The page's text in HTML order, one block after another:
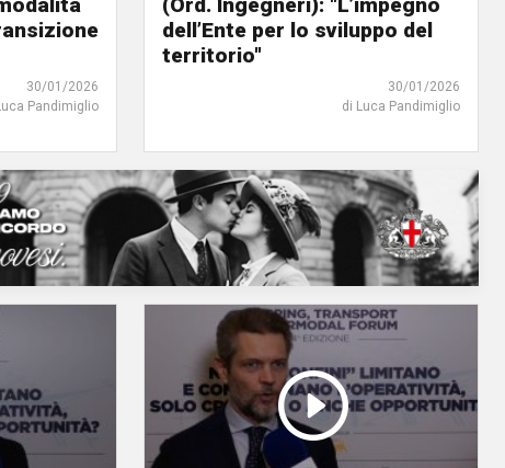
30/01/2026
Pandimiglio
dell’Ente per lo sviluppo del
territorio"
30/01/2026
di Luca Pandimiglio